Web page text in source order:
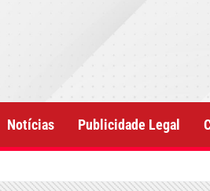
Notícias Publicidade Legal